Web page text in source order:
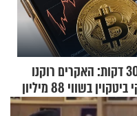
תוך 30 דקות: האקרים רוקנו
ארנקי ביטקוין בשווי 88 מיליון